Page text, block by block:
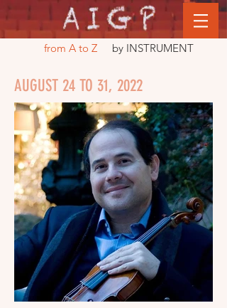
from A to Z by INSTRUMENT
AUGUST 24 TO 31, 2022